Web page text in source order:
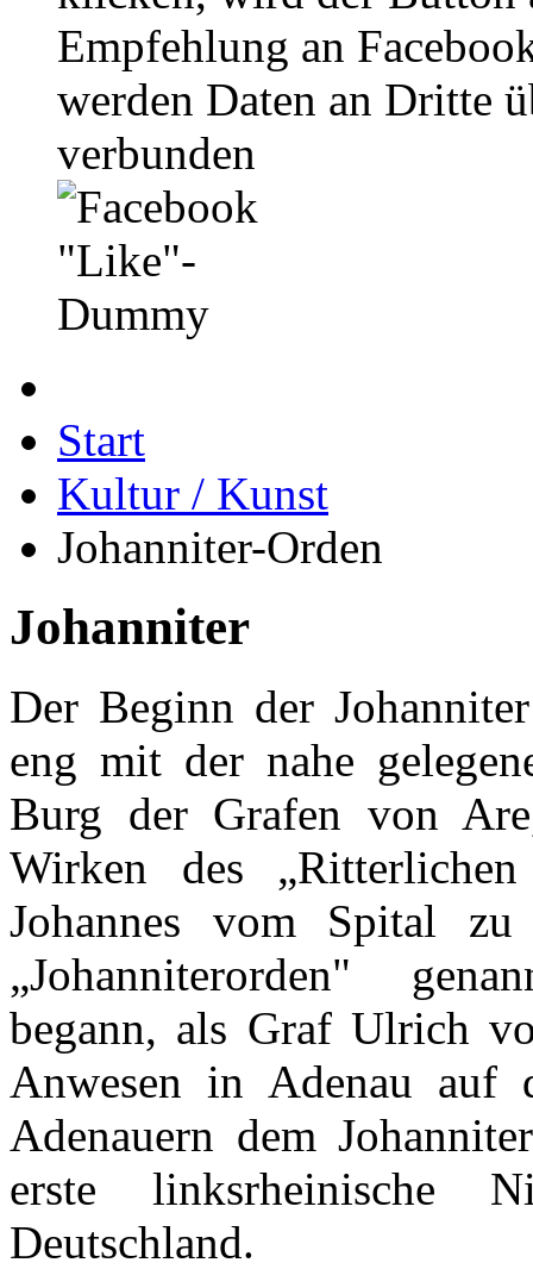
Empfehlung an
werden Daten an Dritte
verbunden
Start
Kultur / Kunst
Johanniter-Orden
Johanniter
Der Beginn der
eng mit der nahe
Burg der Grafen von
Wirken des
Johannes vom Spital zu
„Johanniterorden"
begann, als Graf Ulrich
Anwesen in Adenau auf
Adenauern dem
erste linksrheinische
Deutschland.